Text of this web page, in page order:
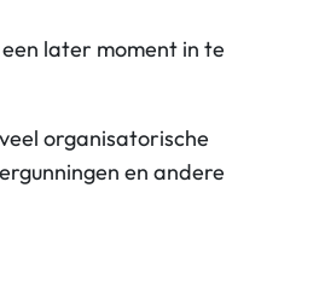
later moment in te
organisatorische
en andere